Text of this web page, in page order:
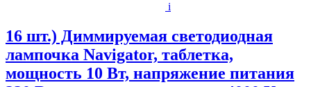
i
16 шт.) Диммируемая светодиодная
лампочка Navigator, таблетка,
мощность 10 Вт, напряжение питания